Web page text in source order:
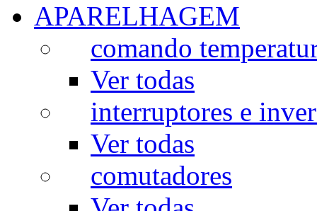
APARELHAGEM
comando
Ver todas
interruptores e
Ver todas
comutadores